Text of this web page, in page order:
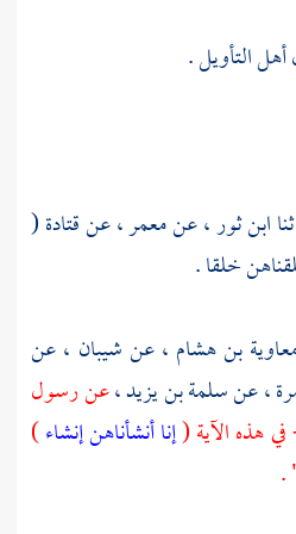
التأويل .
ابن ثور، عنمعمر، عنقتادة(
خلقا .
بن هشام ، عنشيبان ، عن
، عنسلمة بن يزيد،عن رسول
هذه الآية (إنا أنشأناهن إنشاء)
.